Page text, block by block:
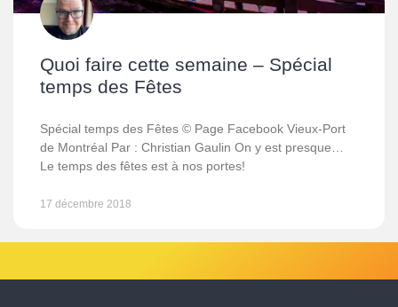
Quoi faire cette semaine – Spécial
temps des Fêtes
Spécial temps des Fêtes © Page Facebook Vieux-Port
de Montréal Par : Christian Gaulin On y est presque…
Le temps des fêtes est à nos portes!
17 décembre 2018